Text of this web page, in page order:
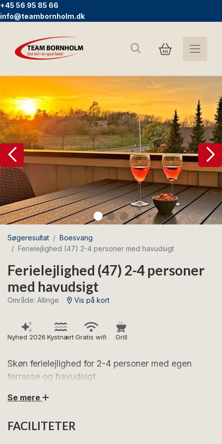
+45 56 95 85 66
info@teambornholm.dk
Søg
Søgeresultat
Boesvang
Ferielejlighed (47) 2-4 personer med havudsigt
Ferielejlighed (47) 2-4 personer
med havudsigt
Område: Allinge Vis på kort
Nyhed 2026 KystnærtGratis wifi Grill
Skøn ferielejlighed for 2-4 personer med egen
terrasse og havudsigt.
Glæd dig til dejlige feriedage i denne moderne og
Se mere
FACILITETER